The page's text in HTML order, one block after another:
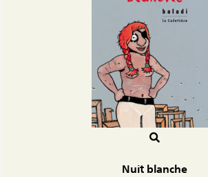
Nuit blanche